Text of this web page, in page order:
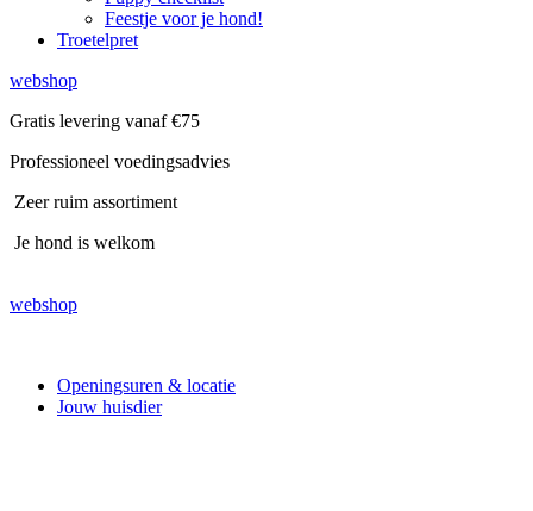
Feestje voor je hond!
Troetelpret
webshop
Gratis levering vanaf €75
Professioneel voedingsadvies
Zeer ruim assortiment
Je hond is welkom
webshop
Openingsuren & locatie
Jouw huisdier